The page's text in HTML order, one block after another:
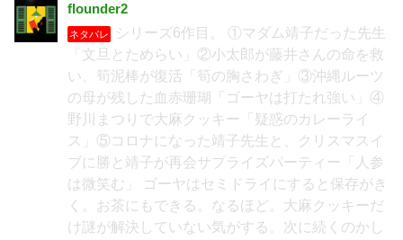
flounder2
ネタバレ
シリーズ6作目。 ①マダム靖子だった先生
「文旦とためらい」②小太郎が藤井さんの命を救
い、筍泥棒が復活「筍の胸さわぎ」③沖縄ルーツ
の母が残した血赤珊瑚「ゴーヤは打たれ強い」④
野川まつりで大麻クッキー「疑惑のカレーライ
ス」⑤コロナになった靖子先生と、クリスマスイ
ブに勝と靖子が再会サプライズパーティー「人参
は微笑む」 ゴーヤはセミドライにすると保存がき
く。お茶にもできる。なるほど。大麻クッキーだ
け謎が解決していない気がする。次に続くのかし